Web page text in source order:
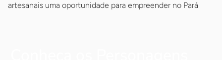
artesanais uma oportunidade para empreender no Pará